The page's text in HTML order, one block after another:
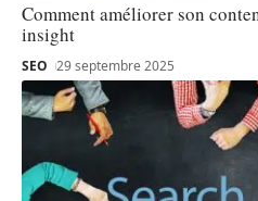
Comment améliorer son
insight
SEO 29 septembre 2025